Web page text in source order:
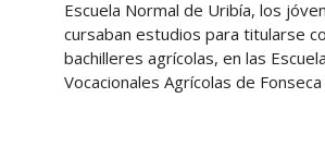
Escuela Normal de Uribía, los
cursaban estudios para titularse
bachilleres agrícolas, en las
Vocacionales Agrícolas de